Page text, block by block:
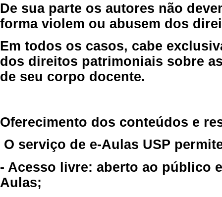
De sua parte os autores não
forma violem ou abusem dos
Em todos os casos, cabe
dos direitos patrimoniais sobre
de seu corpo docente.
Oferecimento dos conteúdos e
O serviço de e-Aulas USP
- Acesso livre: aberto ao público
Aulas;